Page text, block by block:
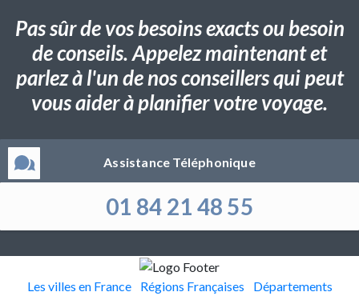
Pas sûr de vos besoins exacts ou besoin
de conseils. Appelez maintenant et
parlez à l'un de nos conseillers qui peut
vous aider à planifier votre voyage.
Assistance Téléphonique
01 84 21 48 55
Les villes en France Régions Françaises
Départements